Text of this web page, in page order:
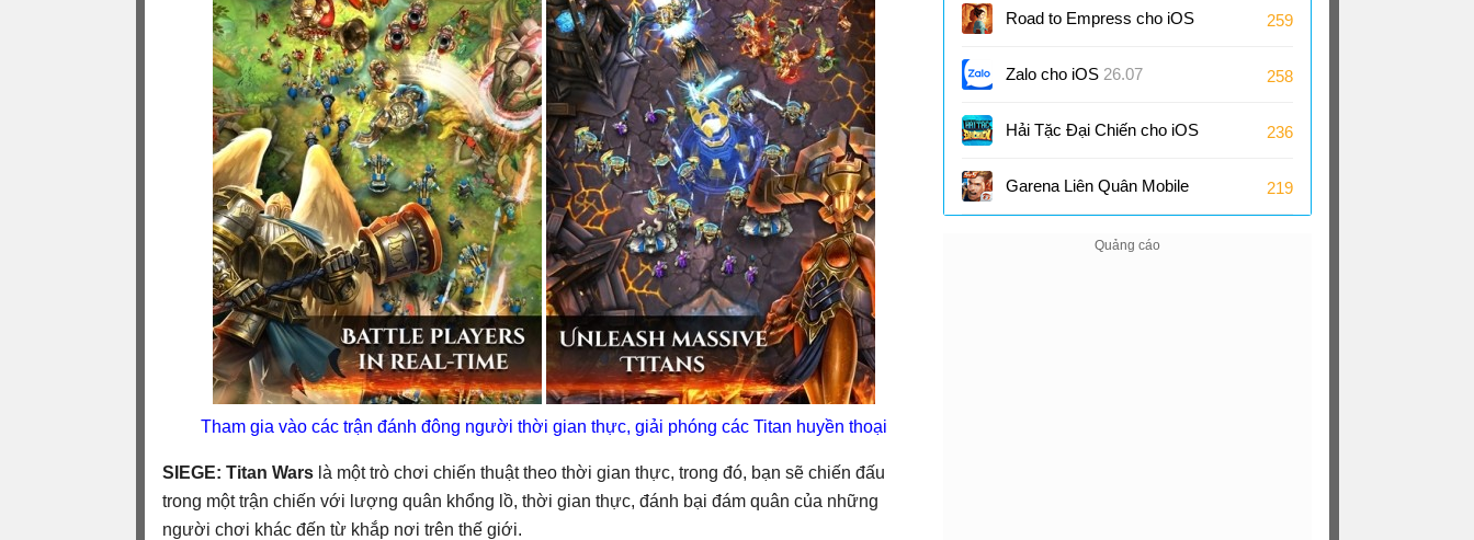
Tham gia vào các trận đánh đông người thời gian thực, giải phóng các Titan huyền thoại
SIEGE: Titan Wars là một trò chơi chiến thuật theo thời gian thực, trong đó, bạn sẽ chiến đấu
trong một trận chiến với lượng quân khổng lồ, thời gian thực, đánh bại đám quân của những
người chơi khác đến từ khắp nơi trên thế giới.
3.10
Road to Empress cho iOS
2.0
259
Zalo cho iOS 26.07 258
Hải Tặc Đại Chiến cho iOS 236
Garena Liên Quân Mobile 219